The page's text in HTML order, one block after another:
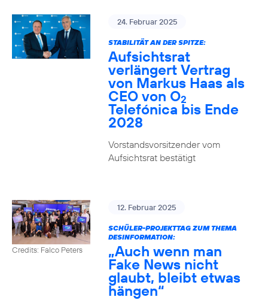
24. Februar 2025
STABILITÄT AN DER SPITZE:
Aufsichtsrat
verlängert Vertrag
von Markus Haas als
CEO von O2
Telefónica bis Ende
2028
Vorstandsvorsitzender vom
Aufsichtsrat bestätigt
Credits: Falco Peters
12. Februar 2025
SCHÜLER-PROJEKTTAG ZUM THEMA
DESINFORMATION:
„Auch wenn man
Fake News nicht
glaubt, bleibt etwas
hängen“